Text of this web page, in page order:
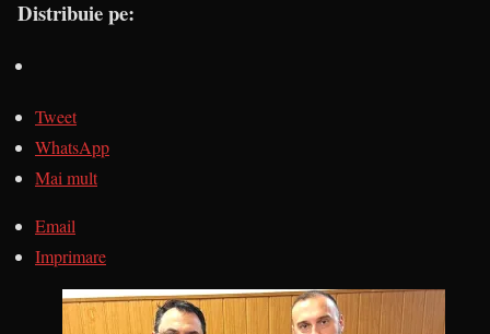
Distribuie pe:
Tweet
WhatsApp
Mai mult
Email
Imprimare